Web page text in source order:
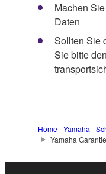
Machen
Daten
Sollten Sie
Sie bitte
Home - Yamaha -
Yamaha